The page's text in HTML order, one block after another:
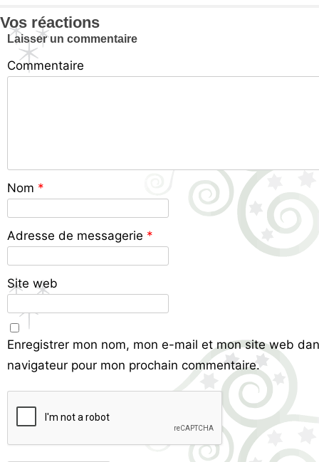
Vos réactions
Laisser un commentaire
Commentaire
Nom *
Adresse de messagerie *
Site web
Enregistrer mon nom, mon e-mail et mon site web
navigateur pour mon prochain commentaire.